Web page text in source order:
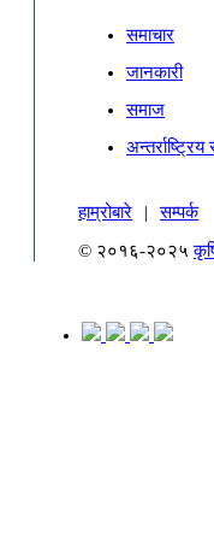
समाचार
जानकारी
समाज
अन्तर्राष्ट्रिय
हाम्रोबारे |
सम्पर्क
© २०१६-२०२५